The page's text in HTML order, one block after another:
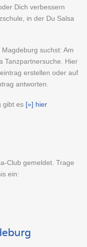
Dich verbessern
in der Du Salsa
suchst: Am
Tanzpartnersuche. Hier
erstellen oder auf
antworten.
gibt es [»] hier
Club gemeldet. Trage
ein: